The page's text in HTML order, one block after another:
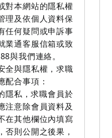
對本網站的隱私權
理及依個人資料保
任何疑問或申訴事
業通客服信箱或致
與我們連絡。
全與隱私權，求職
配合事項：
隱私，求職會員於
注意除會員資料及
在其他欄位內填寫
否則公開之後果，